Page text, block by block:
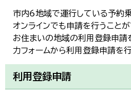
市内6地域で運行している予約
オンラインでも申請を行うことが
お住まいの地域の利用登録申請
力フォームから利用登録申請を
利用登録申請